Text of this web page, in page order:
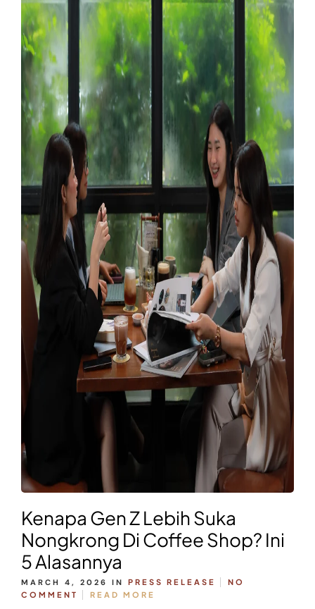
Kenapa Gen Z Lebih Suka
Nongkrong Di Coffee Shop? Ini
5 Alasannya
MARCH 4, 2026 IN PRESS RELEASE
NO
COMMENT
READ MORE